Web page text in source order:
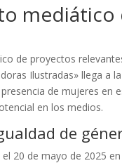
mediático
de proyectos
Ilustradas» llega a
de mujeres en
en los medios.
de
20 de mayo de 2025